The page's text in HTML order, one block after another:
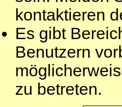
kontaktieren
Es gibt
Benutzern
zu betreten.